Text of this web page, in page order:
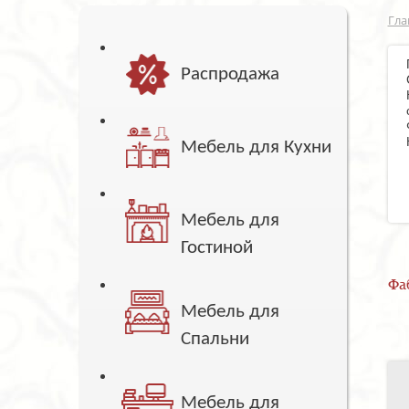
Распродажа
Мебель для Кухни
Мебель для
Гостиной
Мебель для
Спальни
Мебель для